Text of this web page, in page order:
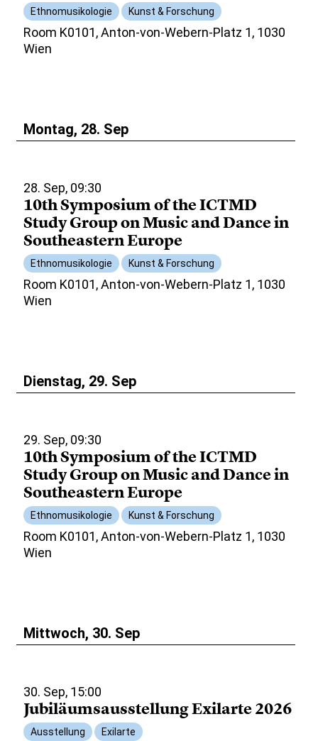
Ethnomusikologie Kunst & Forschung
Room K0101, Anton-von-Webern-Platz 1, 1030
Wien
Montag, 28. Sep
28. Sep, 09:30
10th Symposium of the ICTMD
Study Group on Music and Dance in
Southeastern Europe
Ethnomusikologie Kunst & Forschung
Room K0101, Anton-von-Webern-Platz 1, 1030
Wien
Dienstag, 29. Sep
29. Sep, 09:30
10th Symposium of the ICTMD
Study Group on Music and Dance in
Southeastern Europe
Ethnomusikologie Kunst & Forschung
Room K0101, Anton-von-Webern-Platz 1, 1030
Wien
Mittwoch, 30. Sep
30. Sep, 15:00
Jubiläumsausstellung Exilarte 2026
Ausstellung Exilarte